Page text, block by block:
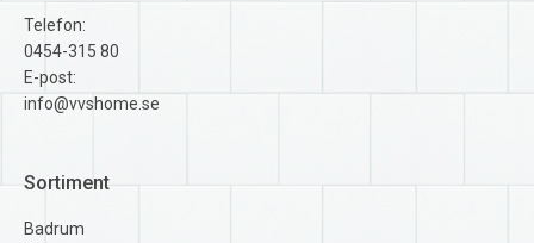
Telefon:
0454-315 80
E-post:
info@vvshome.se
Sortiment
Badrum